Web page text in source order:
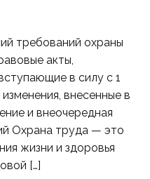
требований охраны
акты,
в силу с 1
внесенные в
и внеочередная
Охрана труда — это
жизни и здоровья
[…]